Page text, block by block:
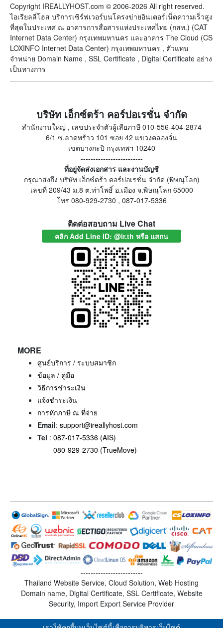
Copyright IREALLYHOST.com © 2006-2026 All right reserved.
ไอเรียลลี่โฮส บริการเซิร์ฟเวอร์บนโครงข่ายอินเตอร์เน็ตความเร็วสูง
ที่สุดในประเทศ ณ อาคารการสื่อสารแห่งประเทศไทย (กสท.) (CAT
Internet Data Center) กรุงเทพมหานคร และอาคาร The Cloud (CS
LOXINFO Internet Data Center) กรุงเทพมหานคร , ตัวแทน
จำหน่าย Domain Name , SSL Certificate , Digital Certificate อย่าง
เป็นทางการ
บริษัท เอ็กซ์ตร้า คอร์ปอเรชั่น จำกัด
สำนักงานใหญ่ , เลขประจำตัวผู้เสียภาษี 010-556-404-2874
6/1 ซ.ลาดพร้าว 101 ซอย 42 แขวงคลองจั่น
เขตบางกะปิ กรุงเทพฯ 10240
-------------------------
ที่อยู่จัดส่งเอกสาร และงานบัญชี
กรุณาส่งถึง บริษัท เอ็กซ์ตร้า คอร์ปอเรชั่น จำกัด (พิษณุโลก)
เลขที่ 209/43 ม.8 ต.ท่าโพธิ์ อ.เมือง จ.พิษณุโลก 65000
โทร 080-929-2730 , 087-017-5336
ติดต่อสอบถาม Live Chat
คลิก Add Line ID: @ir.th หรือ แสกน
MORE
ศูนย์บริการ / ระบบสมาชิก
ข้อมูล / คู่มือ
วิธีการชำระเงิน
แจ้งชำระเงิน
การหักภาษี ณ ที่จ่าย
Email: support@ireallyhost.com
Tel : 087-017-5336 (AIS)
080-929-2730 (TrueMove)
-------------------------
Thailand Website Service, Cloud Solution, Web Hosting
Domain name, Digital Certificate, SSL Certificate, Website
Security, Import Export Service Provider